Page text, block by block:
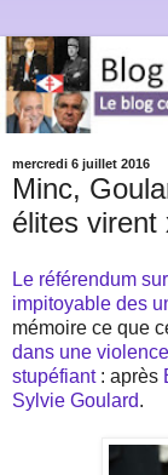
mercredi 6 juillet 2016
Minc,
élites virent
Le référendum
impitoyable des
mémoire ce que
dans une
stupéfiant : après
Sylvie Goulard.